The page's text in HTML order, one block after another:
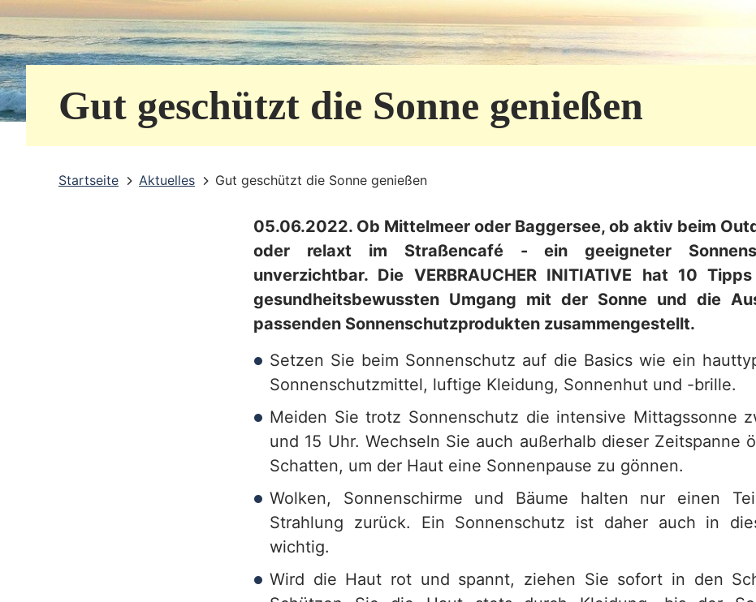
Gut geschützt die Sonne genießen
Startseite Aktuelles Gut geschützt die Sonne genießen
05.06.2022. Ob Mittelmeer oder Baggersee, ob aktiv beim
oder relaxt im Straßencafé - ein geeigneter
unverzichtbar. Die VERBRAUCHER INITIATIVE hat 10
gesundheitsbewussten Umgang mit der Sonne und die
passenden Sonnenschutzprodukten zusammengestellt.
Setzen Sie beim Sonnenschutz auf die Basics wie ein
Sonnenschutzmittel, luftige Kleidung, Sonnenhut und -brille.
Meiden Sie trotz Sonnenschutz die intensive Mittagssonne
und 15 Uhr. Wechseln Sie auch außerhalb dieser Zeitspanne
Schatten, um der Haut eine Sonnenpause zu gönnen.
Wolken, Sonnenschirme und Bäume halten nur einen
Strahlung zurück. Ein Sonnenschutz ist daher auch in
wichtig.
Wird die Haut rot und spannt, ziehen Sie sofort in den
e
r
v
i